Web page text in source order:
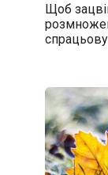
Щоб